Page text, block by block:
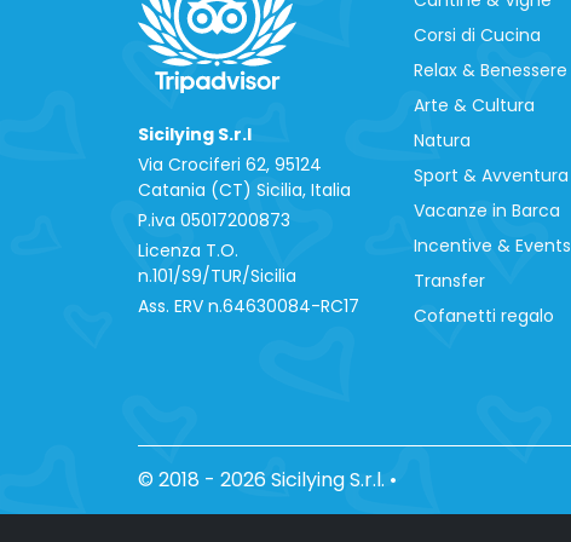
Sicilying S.r.l
Via Crociferi 62, 95124
Catania (CT) Sicilia, Italia
P.iva 0‍5017200873
Licenza T.O.
n.101/S9/TUR/Sicilia
Ass. ERV n.64630084-RC17
Corsi di Cucina
Relax & Benessere
Arte & Cultura
Natura
Sport & Avventura
Vacanze in Barca
Incentive & Events
Transfer
Cofanetti regalo
© 2018 - 2026 Sicilying S.r.l. •